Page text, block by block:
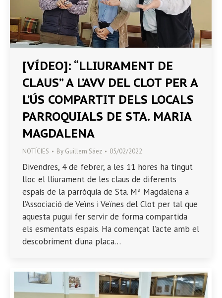
[VÍDEO]: “LLIURAMENT DE
CLAUS” A L’AVV DEL CLOT PER A
L’ÚS COMPARTIT DELS LOCALS
PARROQUIALS DE STA. MARIA
MAGDALENA
NOTÍCIES By Guillem Sáez 05/02/2022
Divendres, 4 de febrer, a les 11 hores ha tingut
lloc el lliurament de les claus de diferents
espais de la parròquia de Sta. Mª Magdalena a
l’Associació de Veïns i Veïnes del Clot per tal que
aquesta pugui fer servir de forma compartida
els esmentats espais. Ha començat l’acte amb el
descobriment d’una placa…